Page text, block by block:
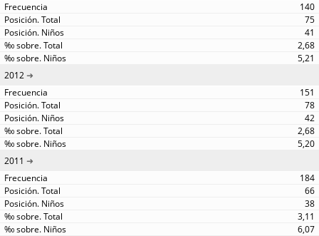
140
75
41
2,68
5,21
2012
151
78
42
2,68
5,20
2011
184
66
38
3,11
6,07